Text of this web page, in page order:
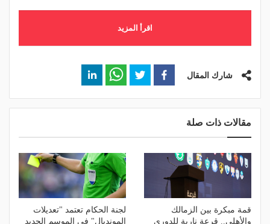
اقرأ المزيد
شارك المقال
مقالات ذات صلة
قمة مبكرة بين الزمالك
والأهلي.. قرعة نارية للدوري
لجنة الحكام تعتمد "تعديلات
المونديال" في الموسم الجديد